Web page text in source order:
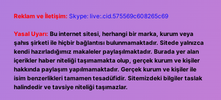
Reklam ve İletişim: Skype: live:.cid.575569c608265c69
Yasal Uyarı: Bu internet sitesi, herhangi bir marka, kurum veya
şahıs şirketi ile hiçbir bağlantısı bulunmamaktadır. Sitede yalnızca
kendi hazırladığımız makaleler paylaşılmaktadır. Burada yer alan
içerikler haber niteliği taşımamakta olup, gerçek kurum ve kişiler
hakkında paylaşım yapılmamaktadır. Gerçek kurum ve kişiler ile
isim benzerlikleri tamamen tesadüfidir. Sitemizdeki bilgiler taslak
halindedir ve tavsiye niteliği taşımazlar.